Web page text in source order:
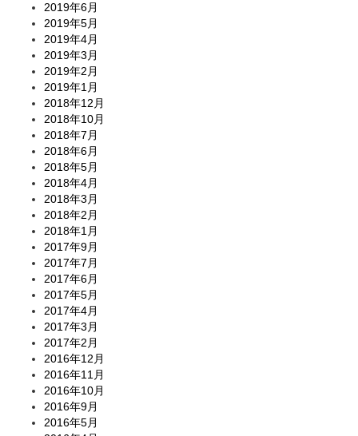
2019年6月
2019年5月
2019年4月
2019年3月
2019年2月
2019年1月
2018年12月
2018年10月
2018年7月
2018年6月
2018年5月
2018年4月
2018年3月
2018年2月
2018年1月
2017年9月
2017年7月
2017年6月
2017年5月
2017年4月
2017年3月
2017年2月
2016年12月
2016年11月
2016年10月
2016年9月
2016年5月